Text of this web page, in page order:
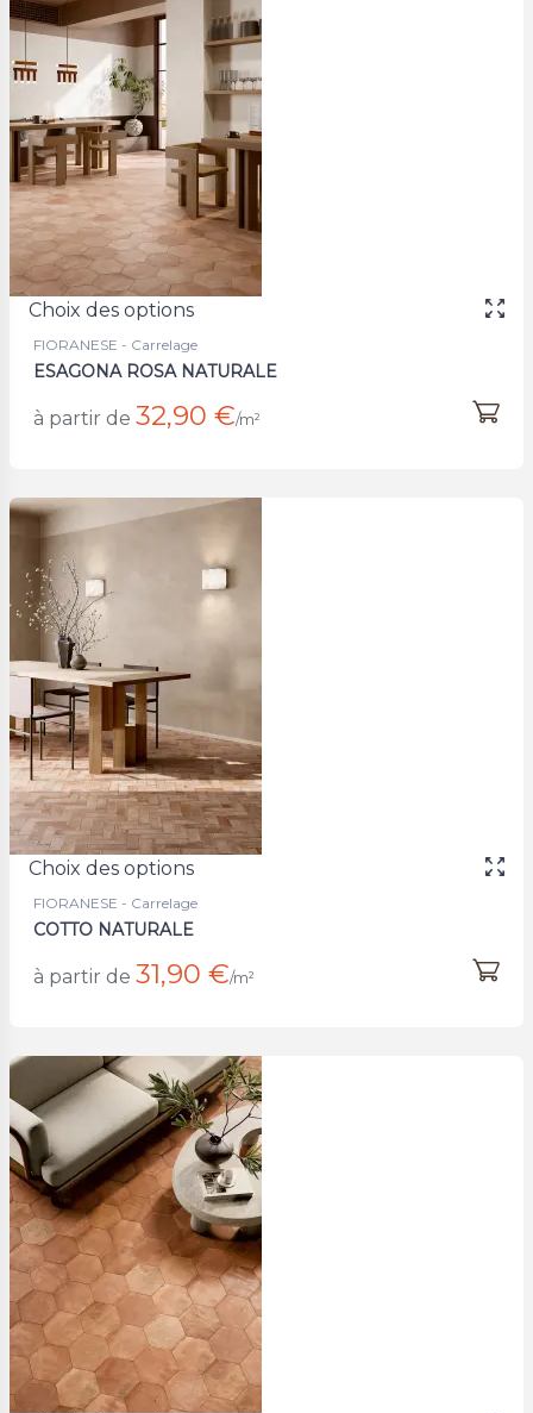
Choix des options
FIORANESE - Carrelage
ESAGONA ROSA NATURALE
à partir de 32,90 €/m²
Choix des options
FIORANESE - Carrelage
COTTO NATURALE
à partir de 31,90 €/m²